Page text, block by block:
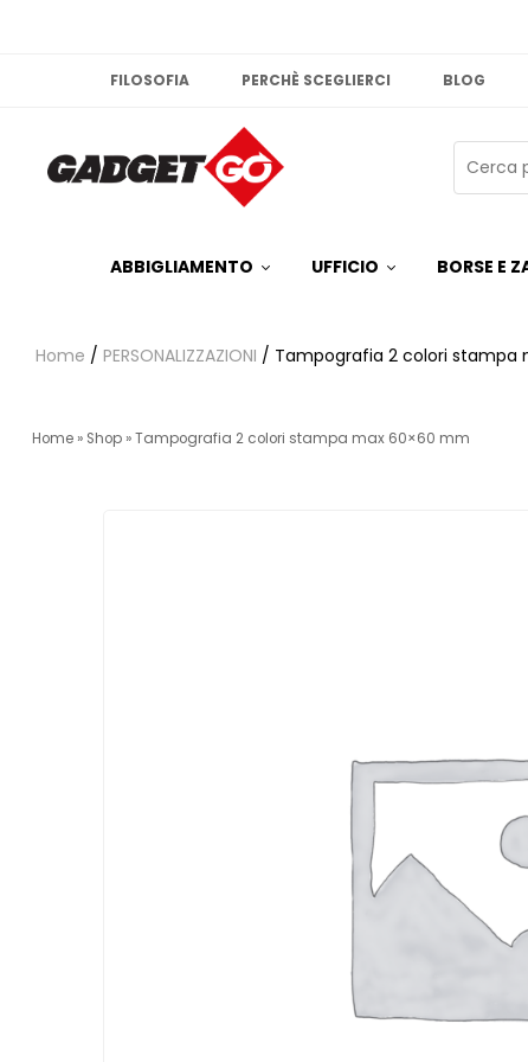
FILOSOFIA PERCHÈ SCEGLIERCI BLOG
ABBIGLIAMENTO UFFICIO BORSE E
Home / PERSONALIZZAZIONI / Tampografia 2 colori stampa
Home » Shop »Tampografia 2 colori stampa max 60×60 mm